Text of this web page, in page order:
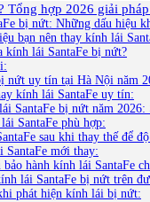
Tổng hợp 2026 giải
bị nứt: Những dấu hiệu
bạn nên thay kính lái
kính lái SantaFe bị nứt?
nứt uy tín tại Hà Nội năm
kính lái SantaFe uy tín:
SantaFe bị nứt năm
SantaFe phù hợp:
sau khi thay thế để
SantaFe mới thay:
hành kính lái SantaFe
lái SantaFe bị nứt trên
phát hiện kính lái bị nứt: